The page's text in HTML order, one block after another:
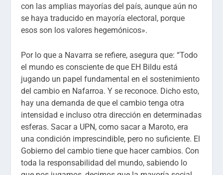
con las amplias mayorías del país, aunque aún no
se haya traducido en mayoría electoral, porque
esos son los valores hegemónicos».
Por lo que a Navarra se refiere, asegura que: “Todo
el mundo es consciente de que EH Bildu está
jugando un papel fundamental en el sostenimiento
del cambio en Nafarroa. Y se reconoce. Dicho esto,
hay una demanda de que el cambio tenga otra
intensidad e incluso otra dirección en determinadas
esferas. Sacar a UPN, como sacar a Maroto, era
una condición imprescindible, pero no suficiente. El
Gobierno del cambio tiene que hacer cambios. Con
toda la responsabilidad del mundo, sabiendo lo